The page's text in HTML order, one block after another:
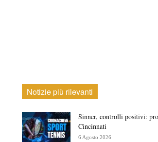
Notizie più rilevanti
Sinner, controlli positivi:
Cincinnati
6 Agosto 2026